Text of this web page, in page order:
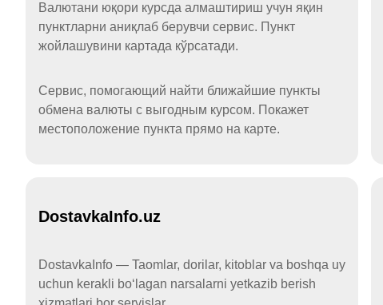
Валютани юқори курсда алмаштириш учун яқин
пунктларни аниқлаб берувчи сервис. Пункт
жойлашувини картада кўрсатади.
Сервис, помогающий найти ближайшие пункты
обмена валюты с выгодным курсом. Покажет
местоположение пункта прямо на карте.
DostavkaInfo.uz
DostavkaInfo — Taomlar, dorilar, kitoblar va boshqa uy
uchun kerakli boʻlagan narsalarni yetkazib berish